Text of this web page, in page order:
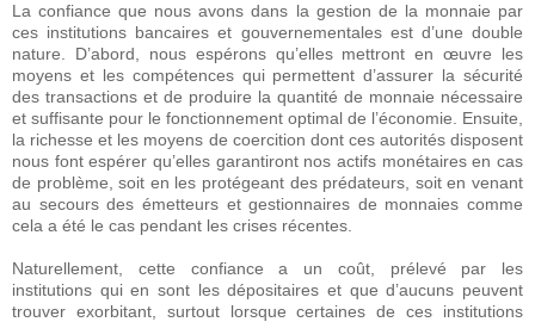
La confiance que nous avons dans la gestion de la monnaie par
ces institutions bancaires et gouvernementales est d’une double
nature. D’abord, nous espérons qu’elles mettront en œuvre les
moyens et les compétences qui permettent d’assurer la sécurité
des transactions et de produire la quantité de monnaie nécessaire
et suffisante pour le fonctionnement optimal de l’économie. Ensuite,
la richesse et les moyens de coercition dont ces autorités disposent
nous font espérer qu’elles garantiront nos actifs monétaires en cas
de problème, soit en les protégeant des prédateurs, soit en venant
au secours des émetteurs et gestionnaires de monnaies comme
cela a été le cas pendant les crises récentes.
Naturellement, cette confiance a un coût, prélevé par les
institutions qui en sont les dépositaires et que d’aucuns peuvent
trouver exorbitant, surtout lorsque certaines de ces institutions